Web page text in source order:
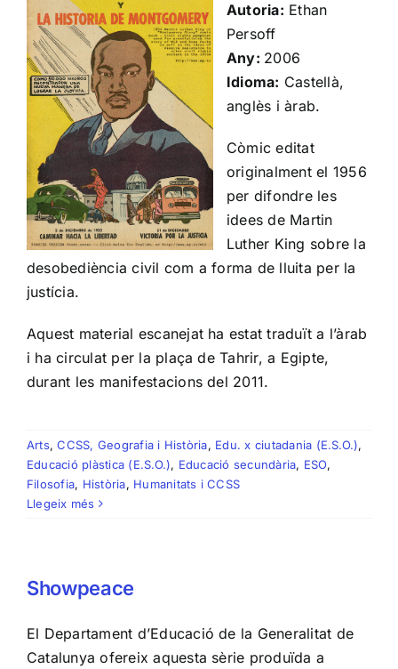
Autoria: Ethan
Persoff
Any: 2006
Idioma: Castellà,
anglès i àrab.
Còmic editat
originalment el 1956
per difondre les
idees de Martin
Luther King sobre la
desobediència civil com a forma de lluita per la
justícia.
Aquest material escanejat ha estat traduït a l’àrab
i ha circulat per la plaça de Tahrir, a Egipte,
durant les manifestacions del 2011.
Arts,CCSS, Geografia i Història, Edu. x ciutadania (E.S.O.),
Educació plàstica (E.S.O.), Educació secundària, ESO,
Filosofia, Història, Humanitats i CCSS
Llegeix més
Showpeace
El Departament d’Educació de la Generalitat de
Catalunya ofereix aquesta sèrie produïda a